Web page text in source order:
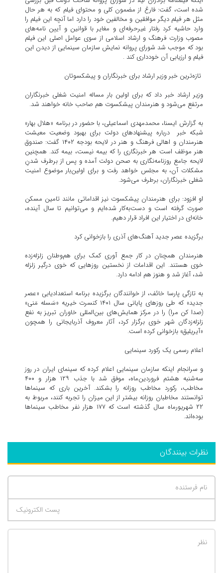
شده است، گفت: فارغ از مضمون کلی و محتوای فیلم که به هر حال
مثل هر فیلم دیگر موافقین و مخالفین خود را دارد اما آنچه این فیلم را
وارد حاشیه کرد رفتار غیرحرفه‌ای و مغایر با قوانین و آیین نامه‌های
مصوب وزارت فرهنگ و ارشاد اسلامی از سوی عوامل اصلی این فیلم
بود که موجب شد شورای پروانه نمایش سازمان سینمایی از دیدن این
فیلم و ارزیابی آن خودداری کند .
تازه‌ترین خبر وزیر ارشاد برای خبرنگاران و پیشکسوتان
وزیر ارشاد خبر داد که برای اولین بار مساله امنیت شغلی خبرنگاران
مرتفع می‌شود و هنرمندان پیشکسوت هم صاحب خانه خواهند شد.
به گزارش ایسنا، محمدمهدی اسماعیلی، با حضور در برنامه «هلال بهار»
شبکه خبر درباره‌ پیشنهادهای دولت برای بهبود وضعیت معیشت
هنرمندان و اهالی فرهنگ و هنر در لایحه بودجه ۱۴۰۲ گفت: صندوق
هنر موظف است هر خبرنگاری را که بیمه نیست، بیمه کند. همچنین
لایحه جامع روزنامه‌نگاری به صحن دولت آمده و پس از برطرف شدنِ
مشکلات آن، به مجلس خواهد رفت و برای اولین‌بار موضوع امنیت
شغلی خبرنگاران، برطرف می‌شود.
او افزود: برای هنرمندان پیشکسوت نیز اقداماتی مانند تامین مسکن
صورت گرفته است و دست‌به‌کار شده‌ایم و می‌توانیم تا سال آینده،
خانه‌ای در اختیار این افراد قرار دهیم.
برگزیده عصر جدید آهنگ‌های آذری را بازخوانی کرد
هنرمندان همچنان در کار جمع آوری کمک برای هم‌وطنان زلزله‌زده
خوی هستند. این اقدامات از نخستین روزهایی که خوی درگیر زلزله
شد، آغاز شد و هنوز هم ادامه دارد.
به تازگی پارسا خائف، از خوانندگان برگزیده برنامه استعدادیابی «عصر
جدید» که طی روزهای پایانی سال ۱۴۰۱ کنسرت خیریه «سَسله مَنی»
(صدا کن مرا) را در مرکز همایش‌های بین‌المللی خاوران تبریز به نفع
زلزله‌زدگان شهر خوی برگزار کرد، آثار معروف آذربایجانی را همچون
«آیریلیق» بازخوانی کرده است.
اعلام رسمی یک رکورد سینمایی
و سرانجام اینکه سازمان سینمایی اعلام کرده که سینمای ایران در روز
سه‌شنبه هشتم فروردین‌ماه، موفق شد با جذب ۱۲۹ هزار و ۴۰۰
مخاطب، رکورد مخاطب روزانه را بشکند. آخرین باری که سینماها
توانستند مخاطبان روزانه بیشتر از این میزان را تجربه کنند، مربوط به
۲۲ شهریورماه سال گذشته است که ۱۷۷ هزار نفر مخاطب سینماها
بوده‌اند.
نظرات بینندگان